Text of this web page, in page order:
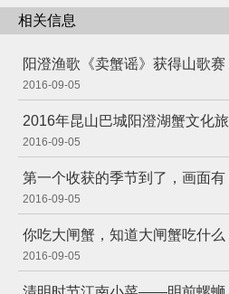
相关信息
阳澄渔歌《卖蟹谣》获得山歌赛
2016-09-05
2016年昆山巴城阳澄湖蟹文化旅
2016-09-05
第一个收获的季节到了，画面有
2016-09-05
你吃大闸蟹，知道大闸蟹吃什么
2016-09-05